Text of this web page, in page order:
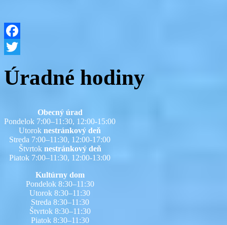
Facebook
Úradné hodiny
Obecný úrad
Pondelok 7:00–11:30, 12:00-15:00
Utorok nestránkový deň
Streda 7:00–11:30, 12:00-17:00
Štvrtok nestránkový deň
Piatok 7:00–11:30, 12:00-13:00
Kultúrny dom
Pondelok 8:30–11:30
Utorok 8:30–11:30
Streda 8:30–11:30
Štvrtok 8:30–11:30
Piatok 8:30–11:30